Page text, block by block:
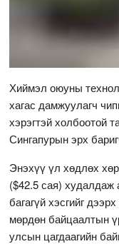
Хиймэл оюуны
хагас дамжуулагч
хэрэгтэй холбоотой
Сингапурын эрх
Энэхүү үл хөдлөх
($42.5 сая) худалдаж
багагүй хэсгийг
мөрдөн байцаалтын
улсын цагдаагийн